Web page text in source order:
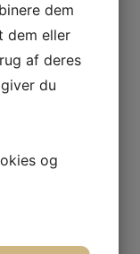
dem
dem eller
af deres
du
og